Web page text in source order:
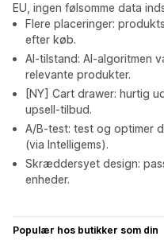
EU, ingen følsomme data
Flere placeringer:
efter køb.
AI-tilstand: AI-algoritmen
relevante produkter.
[NY] Cart drawer: hurtig
upsell-tilbud.
A/B-test: test og optimer
(via Intelligems).
Skræddersyet design:
enheder.
Populær hos butikker som din